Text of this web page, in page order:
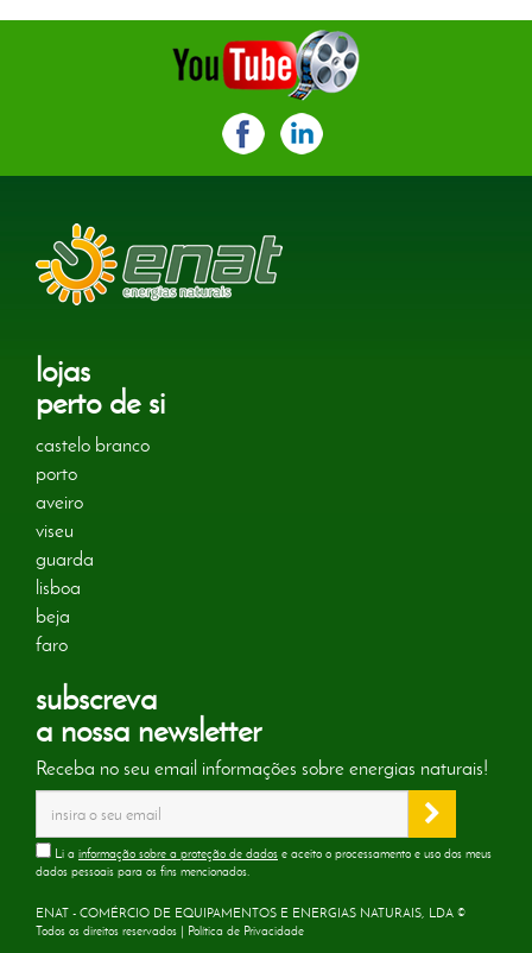
lojas
perto de si
castelo branco
porto
aveiro
viseu
guarda
lisboa
beja
faro
subscreva
a nossa newsletter
Receba no seu email informações sobre energias naturais!
Li a informação sobre a proteção de dados e aceito o processamento e uso dos meus
dados pessoais para os fins mencionados.
ENAT - COMÉRCIO DE EQUIPAMENTOS E ENERGIAS NATURAIS, LDA ©
Todos os direitos reservados | Política de Privacidade